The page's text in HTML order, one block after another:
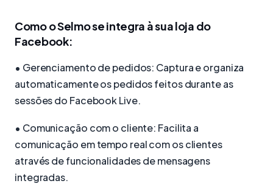
Como o Selmo se integra à sua loja do
Facebook:
• Gerenciamento de pedidos: Captura e organiza
automaticamente os pedidos feitos durante as
sessões do Facebook Live.
• Comunicação com o cliente: Facilita a
comunicação em tempo real com os clientes
através de funcionalidades de mensagens
integradas.